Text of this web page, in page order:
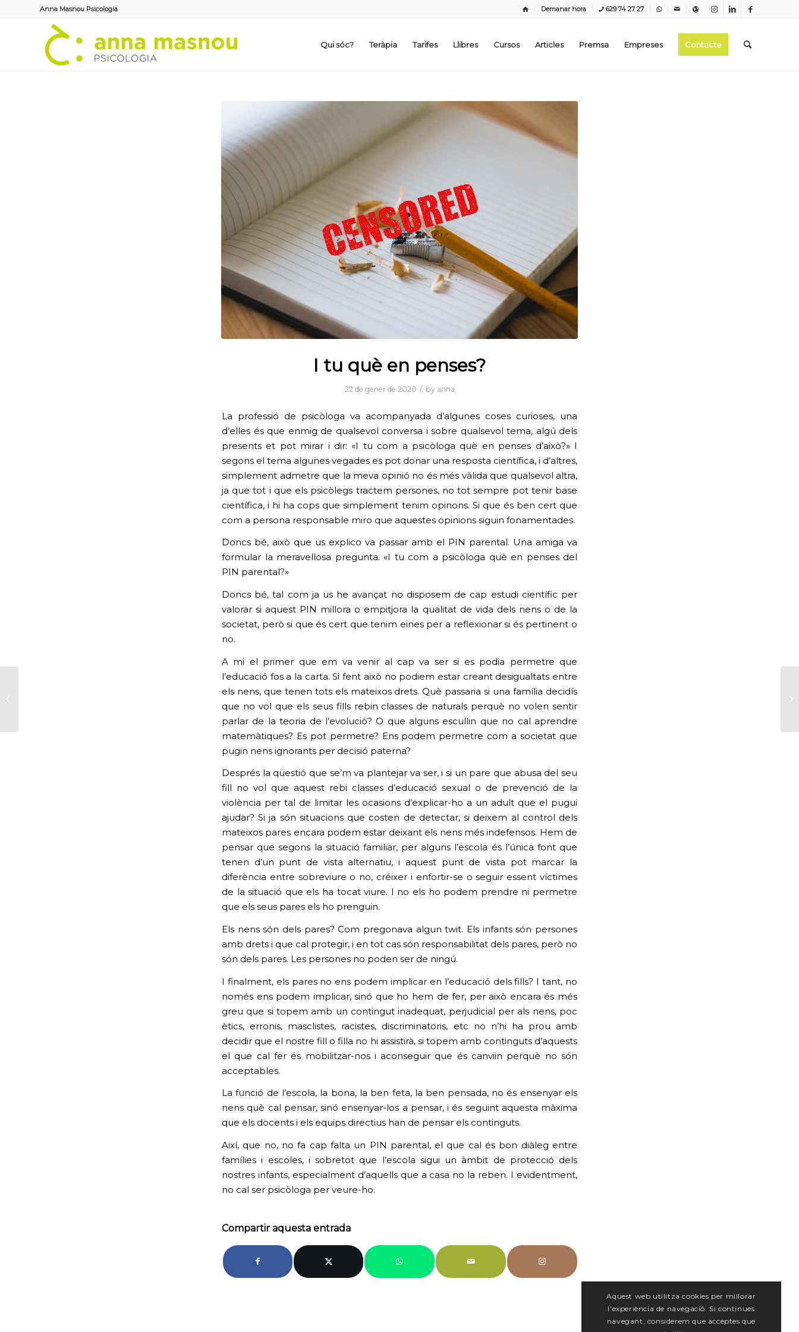
Demanar hora 629 74 27 27
Anna Masnou Psicologia
Qui sóc? Teràpia Tarifes Llibres Cursos Articles Premsa Empreses Contacte
I tu què en penses?
22 de gener de 2020 / by anna
La professió de psicòloga va acompanyada d’algunes coses curioses, una
d’elles és que enmig de qualsevol conversa i sobre qualsevol tema, algú dels
presents et pot mirar i dir: «I tu com a psicòloga què en penses d’això?» I
segons el tema algunes vegades es pot donar una resposta científica, i d’altres,
simplement admetre que la meva opinió no és més vàlida que qualsevol altra,
ja que tot i que els psicòlegs tractem persones, no tot sempre pot tenir base
científica, i hi ha cops que simplement tenim opinons. Si que és ben cert que
com a persona responsable miro que aquestes opinions siguin fonamentades.
Doncs bé, això que us explico va passar amb el PIN parental. Una amiga va
formular la meravellosa pregunta. «I tu com a psicòloga què en penses del
PIN parental?»
Doncs bé, tal com ja us he avançat no disposem de cap estudi científic per
valorar si aquest PIN millora o empitjora la qualitat de vida dels nens o de la
societat, però si que és cert que tenim eines per a reflexionar si és pertinent o
no.
A mi el primer que em va venir al cap va ser si es podia permetre que
l’educació fos a la carta. Si fent això no podiem estar creant desigualtats entre
els nens, que tenen tots els mateixos drets. Què passaria si una família decidís
que no vol que els seus fills rebin classes de naturals perquè no volen sentir
parlar de la teoria de l’evolució? O que alguns escullin que no cal aprendre
matemàtiques? Es pot permetre? Ens podem permetre com a societat que
pugin nens ignorants per decisió paterna?
Després la qüestió que se’m va plantejar va ser, i si un pare que abusa del seu
fill no vol que aquest rebi classes d’educació sexual o de prevenció de la
violència per tal de limitar les ocasions d’explicar-ho a un adult que el pugui
ajudar? Si ja són situacions que costen de detectar, si deixem al control dels
mateixos pares encara podem estar deixant els nens més indefensos. Hem de
pensar que segons la situació familiar, per alguns l’escola és l’única font que
tenen d’un punt de vista alternatiu, i aquest punt de vista pot marcar la
diferència entre sobreviure o no, créixer i enfortir-se o seguir essent víctimes
de la situació que els ha tocat viure. I no els ho podem prendre ni permetre
que els seus pares els ho prenguin.
Els nens són dels pares? Com pregonava algun twit. Els infants són persones
amb drets i que cal protegir, i en tot cas són responsabilitat dels pares, però no
són dels pares. Les persones no poden ser de ningú.
I finalment, els pares no ens podem implicar en l’educació dels fills? I tant, no
només ens podem implicar, sinó que ho hem de fer, per això encara és més
greu que si topem amb un contingut inadequat, perjudicial per als nens, poc
ètics, erronis, masclistes, racistes, discriminatoris, etc no n’hi ha prou amb
decidir que el nostre fill o filla no hi assistirà, si topem amb continguts d’aquests
el que cal fer és mobilitzar-nos i aconseguir que és canviin perquè no són
acceptables.
La funció de l’escola, la bona, la ben feta, la ben pensada, no és ensenyar els
nens què cal pensar, sinó ensenyar-los a pensar, i és seguint aquesta màxima
que els docents i els equips directius han de pensar els continguts.
Així, que no, no fa cap falta un PIN parental, el que cal és bon diàleg entre
famílies i escoles, i sobretot que l’escola sigui un àmbit de protecció dels
nostres infants, especialment d’aquells que a casa no la reben. I evidentment,
no cal ser psicòloga per veure-ho.
Compartir aquesta entrada
Aquest web utilitza cookies per millorar
l'experiència de navegació. Si continues
navegant, considerem que acceptes que